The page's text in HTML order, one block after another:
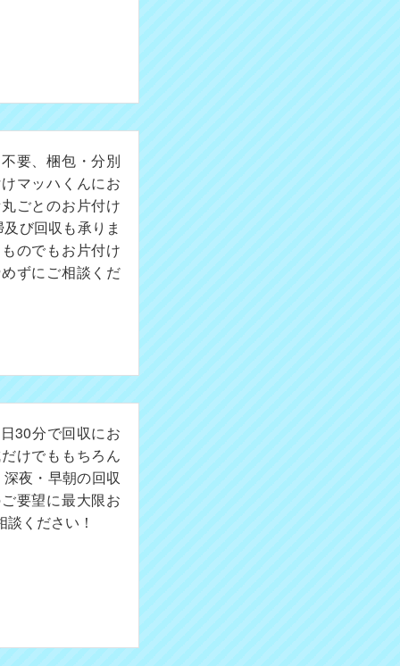
要、梱包・分別
マッハくんにお
ごとのお片付け
び回収も承りま
のでもお片付け
ずにご相談くだ
30分で回収にお
けでももちろん
夜・早朝の回収
要望に最大限お
ください！